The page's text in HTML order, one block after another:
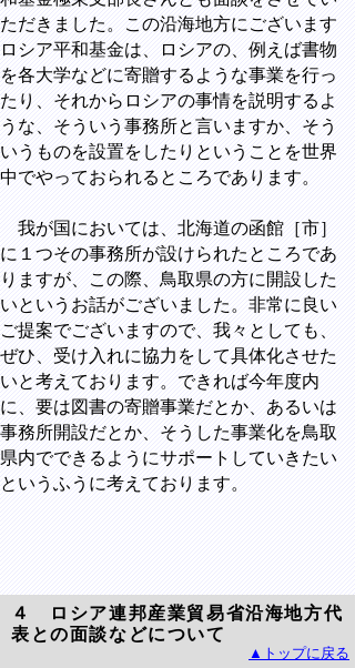
ただきました。この沿海地方にございます
ロシア平和基金は、ロシアの、例えば書物
を各大学などに寄贈するような事業を行っ
たり、それからロシアの事情を説明するよ
うな、そういう事務所と言いますか、そう
いうものを設置をしたりということを世界
中でやっておられるところであります。
我が国においては、北海道の函館［市］
に１つその事務所が設けられたところであ
りますが、この際、鳥取県の方に開設した
いというお話がございました。非常に良い
ご提案でございますので、我々としても、
ぜひ、受け入れに協力をして具体化させた
いと考えております。できれば今年度内
に、要は図書の寄贈事業だとか、あるいは
事務所開設だとか、そうした事業化を鳥取
県内でできるようにサポートしていきたい
というふうに考えております。
４ ロシア連邦産業貿易省沿海地方代
表との面談などについて
▲トップに戻る